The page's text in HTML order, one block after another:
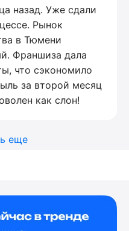
назад. Уже сдали
Рынок
в Тюмени
Франшиза дала
что сэкономило
за второй месяц
как слон!
еще